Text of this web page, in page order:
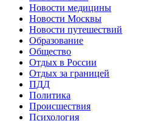
Новости медицины
Новости Москвы
Новости путешествий
Образование
Общество
Отдых в России
Отдых за границей
ПДД
Политика
Происшествия
Психология